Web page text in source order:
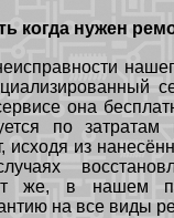
когда нужен
она
по
исходя из
же, в нашем
на все виды